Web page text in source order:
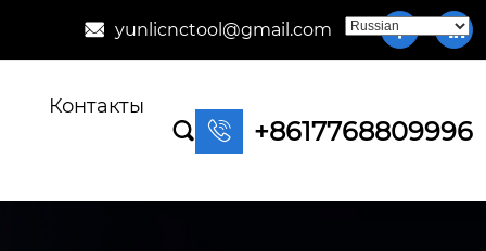
 yunlicnctool@gmail.com  
Контакты
  +8617768809996